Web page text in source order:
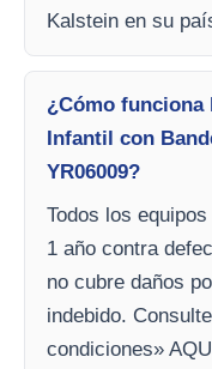
Kalstein en su
¿Cómo funciona
Infantil con
YR06009?
Todos los
1 año contra
no cubre daños
indebido.
condiciones»